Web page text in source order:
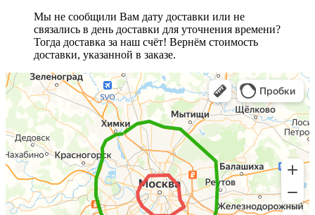
Мы не сообщили Вам дату доставки или не
связались в день доставки для уточнения времени?
Тогда доставка за наш счёт! Вернём стоимость
доставки, указанной в заказе.